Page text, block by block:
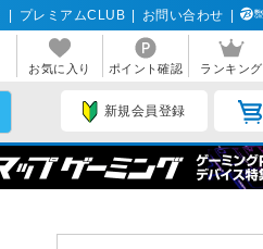
プレミアムCLUB お問い合わせ
お気に入り ポイント確認 ランキング
新規会員登録